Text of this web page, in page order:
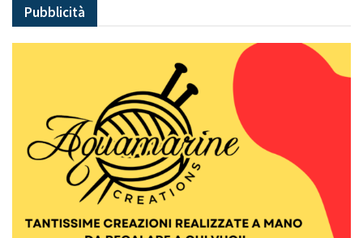
Pubblicità